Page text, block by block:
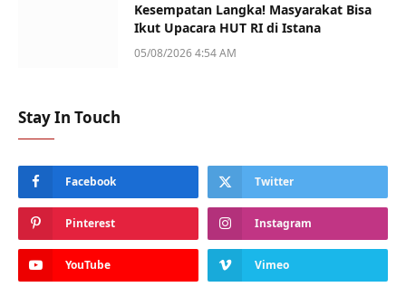
Kesempatan Langka! Masyarakat Bisa
Ikut Upacara HUT RI di Istana
05/08/2026 4:54 AM
Stay In Touch
Facebook Twitter
Pinterest Instagram
YouTube Vimeo